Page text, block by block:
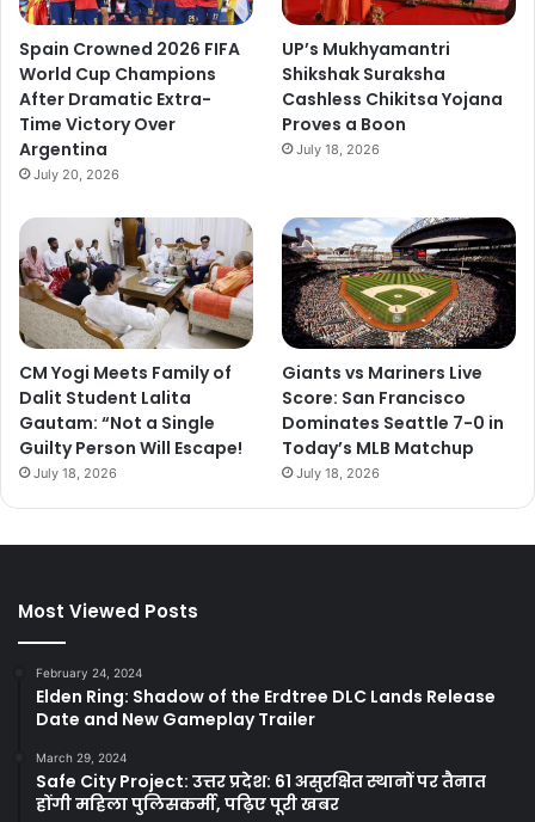
Spain Crowned 2026 FIFA
World Cup Champions
After Dramatic Extra-
Time Victory Over
Argentina
July 20, 2026
UP’s Mukhyamantri
Shikshak Suraksha
Cashless Chikitsa Yojana
Proves a Boon
July 18, 2026
CM Yogi Meets Family of
Dalit Student Lalita
Gautam: “Not a Single
Guilty Person Will Escape!
July 18, 2026
Giants vs Mariners Live
Score: San Francisco
Dominates Seattle 7-0 in
Today’s MLB Matchup
July 18, 2026
Most Viewed Posts
February 24, 2024
Elden Ring: Shadow of the Erdtree DLC Lands Release
Date and New Gameplay Trailer
March 29, 2024
Safe City Project: उत्तर प्रदेश: 61 असुरक्षित स्थानों पर तैनात
होंगी महिला पुलिसकर्मी, पढ़िए पूरी खबर